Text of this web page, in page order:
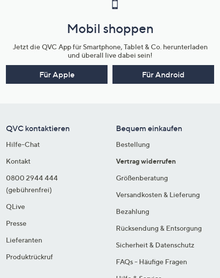
Mobil shoppen
Jetzt die QVC App für Smartphone, Tablet & Co. herunterladen
und überall live dabei sein!
Für Apple Für Android
QVC kontaktieren
Hilfe-Chat
Kontakt
0800 2944 444
(gebührenfrei)
QLive
Presse
Lieferanten
Produktrückruf
Bequem einkaufen
Bestellung
Vertrag widerrufen
Größenberatung
Versandkosten & Lieferung
Bezahlung
Rücksendung & Entsorgung
Sicherheit & Datenschutz
FAQs - Häufige Fragen